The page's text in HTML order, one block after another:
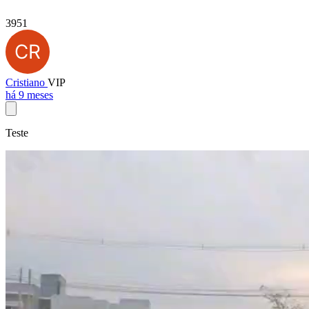
3951
Cristiano VIP
há 9 meses
Teste